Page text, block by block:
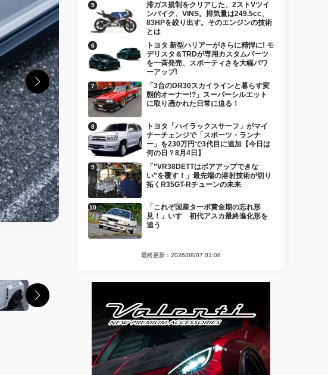
排ガス規制をクリアした、2ストVツイ
ンバイク、VINS。排気量は249.5cc、
83HPを絞り出す。そのエンジンの技術
とは
トヨタ 新型ハリアーがさらに精悍に! モ
デリスタ＆TRDが専用カスタムパーツ
を一斉発売、スポーティさを大幅パワ
ーアップ!
「3台のDR30スカイラインと暮らす変
態的オーナー!?」スーパーシルエット
に取り憑かれた日常に迫る！
トヨタ「ハイラックスサーフ」がマイ
ナーチェンジで「スポーツ・ランナ
ー」を230万円で3代目に追加【今日は
何の日？8月4日】
「”VR38DETTはボアアップできな
い”を覆す！」最先端の溶射技術が切り
拓くR35GT-Rチューンの未来
「これぞ国産ターボ黄金期の忘れ形
見！」いすゞ初代アスカ最終進化形を
追う
最終更新：2026/08/07 01:08